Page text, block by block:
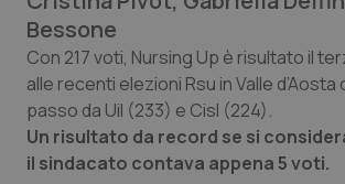
Professionisti Sanitari.AI
Abruzzo
Basilicata
QS Pro Gold
Artrite & artrosi
QS Club Newsletter
Bessone
Con 217 voti, Nursing Up è risultato il
alle recenti elezioni Rsu in Valle d’Aosta
passo da Uil (233) e Cisl (224).
Un risultato da record se si
il sindacato contava appena 5 voti.